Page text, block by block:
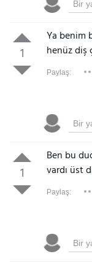
1
Ya benim
henüz diş
Paylaş:
1
Ben bu
vardı üst
Paylaş: